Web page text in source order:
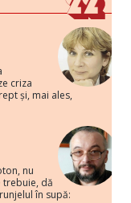
criza
și, mai ales,
nu
trebuie, dă
în supă: